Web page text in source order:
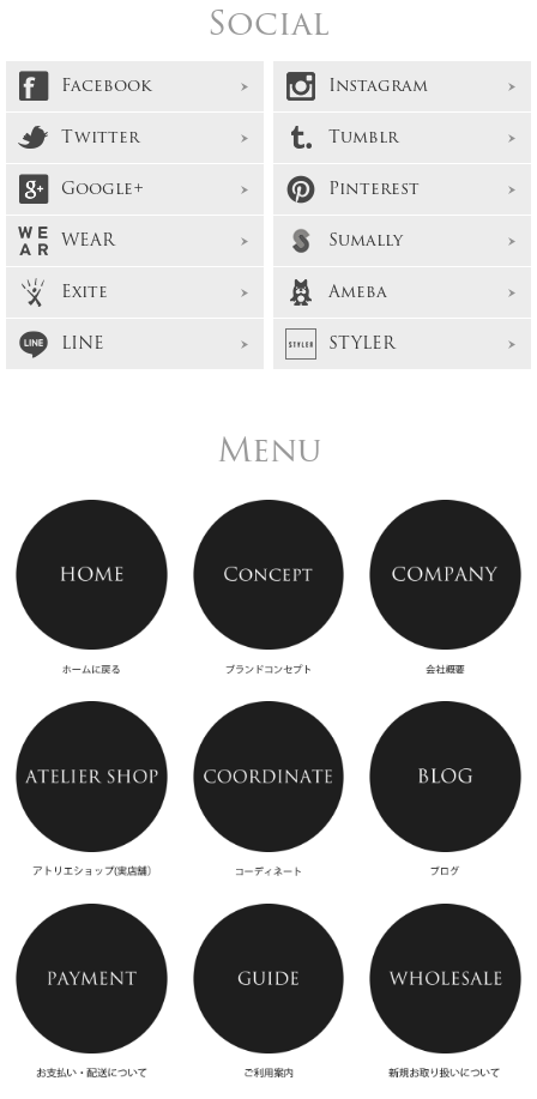
Social
Facebook
Instagram
Twitter
Tumblr
Google+
Pinterest
WEAR
Sumally
Exite
Ameba
LINE
STYLER
Menu